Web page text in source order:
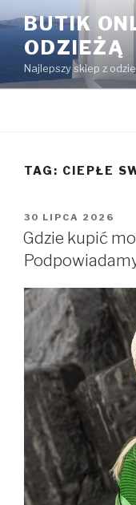
do
treści
BUTIK
ODZIEŻĄ
Najlepszy sklep z
TAG: CIEPŁE
OPUBLIKOWANE
W
30 LIPCA 2026
Gdzie kupić